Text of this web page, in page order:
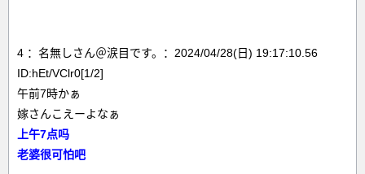
4 ：名無しさん＠涙目です。：2024/04/28(日) 19:17:10.56
ID:hEt/VClr0[1/2]
午前7時かぁ
嫁さんこえーよなぁ
上午7点吗
老婆很可怕吧